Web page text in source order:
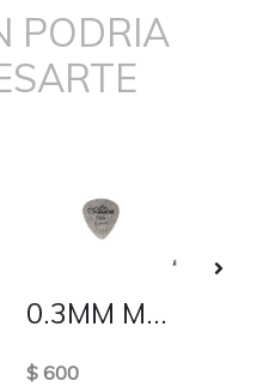
PODRIA
0.3MM METALICA
$ 600